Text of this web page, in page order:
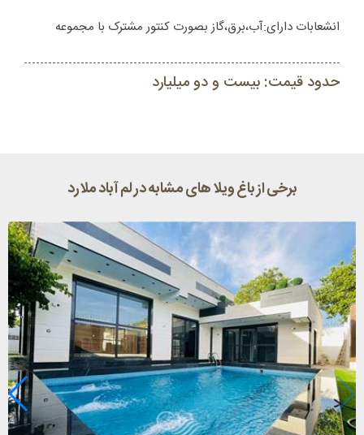
انشعابات دارای:آب،برق،گاز بصورت کنتور مشترک با مجموعه
حدود قیمت: بیست و دو میلیارد
برخی از باغ ویلا های مشابه در لم آباد ملارد